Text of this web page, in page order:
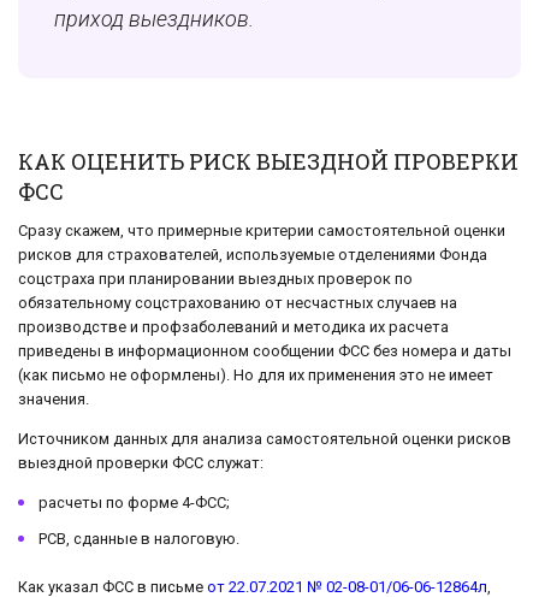
приход выездников.
КАК ОЦЕНИТЬ РИСК ВЫЕЗДНОЙ ПРОВЕРКИ
ФСС
Сразу скажем, что примерные критерии самостоятельной оценки
рисков для страхователей, используемые отделениями Фонда
соцстраха при планировании выездных проверок по
обязательному соцстрахованию от несчастных случаев на
производстве и профзаболеваний и методика их расчета
приведены в информационном сообщении ФСС без номера и даты
(как письмо не оформлены). Но для их применения это не имеет
значения.
Источником данных для анализа самостоятельной оценки рисков
выездной проверки ФСС служат:
расчеты по форме 4-ФСС;
РСВ, сданные в налоговую.
Как указал ФСС в письме от 22.07.2021 № 02-08-01/06-06-12864л,